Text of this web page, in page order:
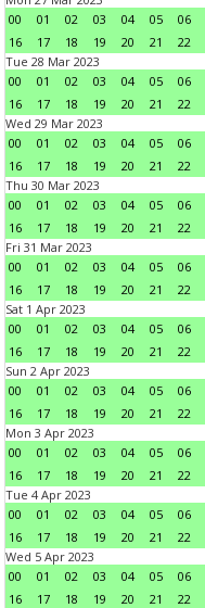
00
01 02 03 04 05 06
16
17 18 19 20 21 22
Tue 28 Mar 2023
00
01 02 03 04 05 06
16
17 18 19 20 21 22
Wed 29 Mar 2023
00
01 02 03 04 05 06
16
17 18 19 20 21 22
Thu 30 Mar 2023
00
01 02 03 04 05 06
16
17 18 19 20 21 22
Fri 31 Mar 2023
00
01 02 03 04 05 06
16
17 18 19 20 21 22
Sat 1 Apr 2023
00
01 02 03 04 05 06
16
17 18 19 20 21 22
Sun 2 Apr 2023
00
01 02 03 04 05 06
16
17 18 19 20 21 22
Mon 3 Apr 2023
00
01 02 03 04 05 06
16
17 18 19 20 21 22
Tue 4 Apr 2023
00
01 02 03 04 05 06
16
17 18 19 20 21 22
Wed 5 Apr 2023
00
01 02 03 04 05 06
16
17 18 19 20 21 22